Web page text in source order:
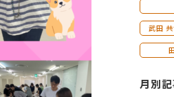
武田 共
月別